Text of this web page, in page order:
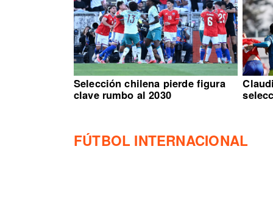
Selección chilena pierde figura
clave rumbo al 2030
FÚTBOL INTERNACIONAL